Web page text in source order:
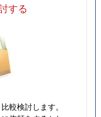
する
較検討します。